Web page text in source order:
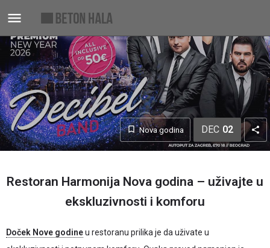
Nova godina DEC 02
Restoran Harmonija Nova godina – uživajte u
ekskluzivnosti i komforu
Doček Nove godineu restoranu prilika je da uživate u